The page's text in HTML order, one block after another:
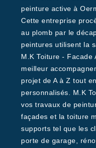
peinture active à
Cette entreprise
au plomb par le
peintures utilisent la
M.K Toiture - Facade
meilleur
projet de A à Z tout
personnalisés. M.K
vos travaux de
façades et la toiture
supports tel que les
porte de garage,